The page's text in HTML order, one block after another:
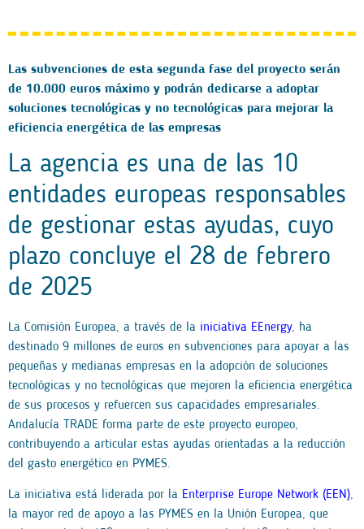
Las subvenciones de esta segunda fase del proyecto serán
de 10.000 euros máximo y podrán dedicarse a adoptar
soluciones tecnológicas y no tecnológicas para mejorar la
eficiencia energética de las empresas
La agencia es una de las 10
entidades europeas responsables
de gestionar estas ayudas, cuyo
plazo concluye el 28 de febrero
de 2025
La Comisión Europea, a través de la iniciativa EEnergy, ha
destinado 9 millones de euros en subvenciones para apoyar a las
pequeñas y medianas empresas en la adopción de soluciones
tecnológicas y no tecnológicas que mejoren la eficiencia energética
de sus procesos y refuercen sus capacidades empresariales.
Andalucía TRADE forma parte de este proyecto europeo,
contribuyendo a articular estas ayudas orientadas a la reducción
del gasto energético en PYMES.
La iniciativa está liderada por la Enterprise Europe Network (EEN),
la mayor red de apoyo a las PYMES en la Unión Europea, que